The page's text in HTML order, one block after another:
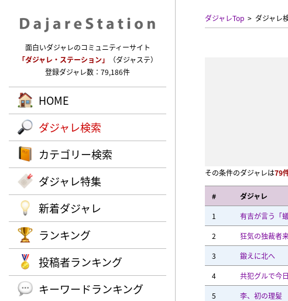
面白いダジャレのコミュニティーサイト
「ダジャレ・ステーション」
（ダジャステ）
登録ダジャレ数：79,186件
HOME
ダジャレ検索
カテゴリー検索
ダジャレ特集
新着ダジャレ
ランキング
投稿者ランキング
キーワードランキング
ダジャレTop ダジャレ
その条件のダジャレは79
# ダジャレ
1
有吉が言う「
2
狂気の独裁者
3
鍛えに北へ
4
共犯グルで今
5
李、初の理髪